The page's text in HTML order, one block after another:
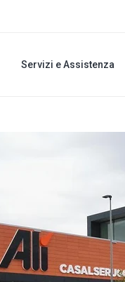
Servizi e Assistenza